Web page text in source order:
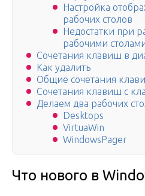
Настройка
рабочих столов
Недостатки при
рабочими
Сочетания клавиш в
Как удалить
Общие сочетания
Сочетания клавиш с
Делаем два рабочих
Desktops
VirtuaWin
WindowsPager
Что нового в